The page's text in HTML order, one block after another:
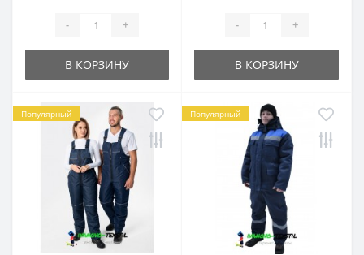
- +
В КОРЗИНУ
- +
В КОРЗИНУ
Популярный Популярный